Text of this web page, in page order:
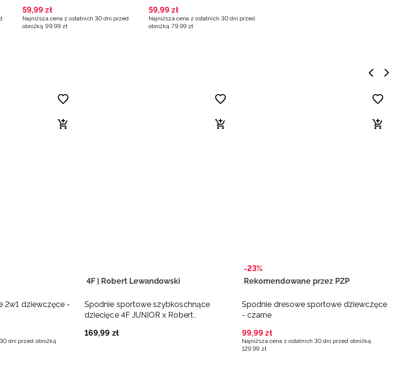
59,99 zł
Najniższa cena z ostatnich 30 dni przed
obniżką 99,99 zł
59,99 zł
Najniższa cena z ostatnich 30 dni przed
obniżką 79,99 zł
2w1 dziewczęce -
dni przed obniżką
4F | Robert Lewandowski
Spodnie sportowe szybkoschnące
dziecięce 4F JUNIOR x Robert
169,99 zł
-23%
Rekomendowane przez PZP
Spodnie dresowe sportowe dziewczęce
- czarne
99,99 zł
Najniższa cena z ostatnich 30 dni przed obniżką
129,99 zł